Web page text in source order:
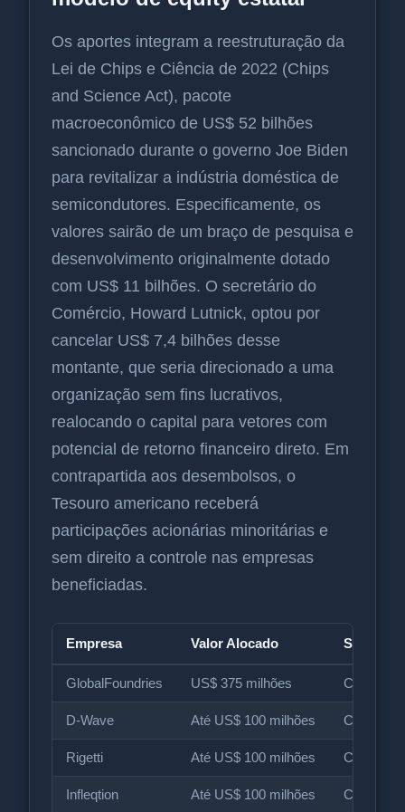
Os aportes integram a reestruturação da
Lei de Chips e Ciência de 2022 (Chips
and Science Act), pacote
macroeconômico de US$ 52 bilhões
sancionado durante o governo Joe Biden
para revitalizar a indústria doméstica de
semicondutores. Especificamente, os
valores sairão de um braço de pesquisa e
desenvolvimento originalmente dotado
com US$ 11 bilhões. O secretário do
Comércio, Howard Lutnick, optou por
cancelar US$ 7,4 bilhões desse
montante, que seria direcionado a uma
organização sem fins lucrativos,
realocando o capital para vetores com
potencial de retorno financeiro direto. Em
contrapartida aos desembolsos, o
Tesouro americano receberá
participações acionárias minoritárias e
sem direito a controle nas empresas
beneficiadas.
Empresa Valor Alocado Status
GlobalFoundries US$ 375 milhões
D-Wave Até US$ 100 milhões Carta de
Rigetti Até US$ 100 milhões Carta de
Infleqtion Até US$ 100 milhões Carta de